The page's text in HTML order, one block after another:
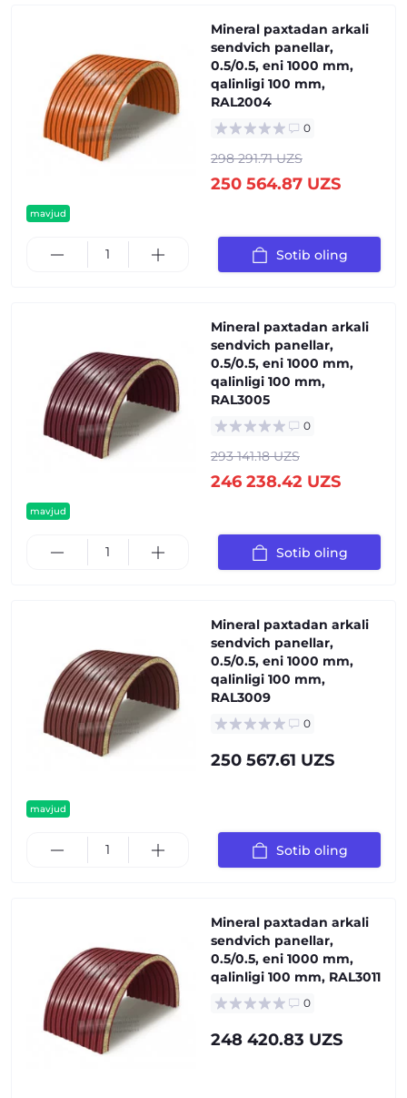
mavjud
Mineral paxtadan arkali
sendvich panellar,
0.5/0.5, eni 1000 mm,
qalinligi 100 mm,
RAL2004
0
298 291.71 UZS
250 564.87 UZS
Sotib oling
mavjud
Mineral paxtadan arkali
sendvich panellar,
0.5/0.5, eni 1000 mm,
qalinligi 100 mm,
RAL3005
0
293 141.18 UZS
246 238.42 UZS
Sotib oling
mavjud
Mineral paxtadan arkali
sendvich panellar,
0.5/0.5, eni 1000 mm,
qalinligi 100 mm,
RAL3009
0
250 567.61 UZS
Sotib oling
Mineral paxtadan arkali
sendvich panellar,
0.5/0.5, eni 1000 mm,
qalinligi 100 mm, RAL3011
0
248 420.83 UZS